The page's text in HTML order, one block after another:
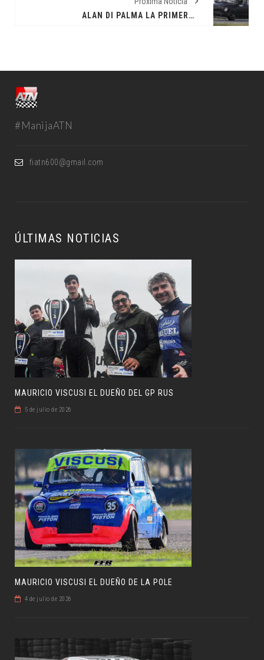
ALAN DI PALMA LA PRIMERA DEL AÑO
#ManijaATN
fiatn600@gmail.com
ÚLTIMAS NOTICIAS
MAURICIO VISCUSI EL DUEÑO DEL GP RUS
5 de julio de 2026
MAURICIO VISCUSI EL DUEÑO DE LA POLE
4 de julio de 2026